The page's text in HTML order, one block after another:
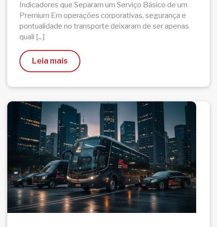
Indicadores que Separam um Serviço Básico de um
Premium Em operações corporativas, segurança e
pontualidade no transporte deixaram de ser apenas
quali [...]
Leia mais